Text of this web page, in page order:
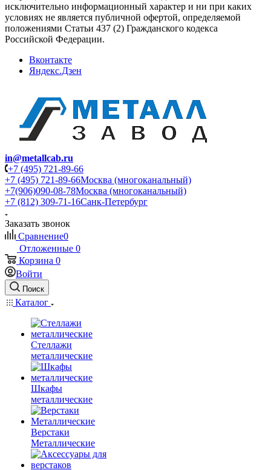
исключительно информационный характер и ни при каких
условиях не является публичной офертой, определяемой
положениями Статьи 437 (2) Гражданского кодекса
Российской Федерации.
Вконтакте
Яндекс.Дзен
in@metallcab.ru
+7 (495) 721-89-66
+7 (495) 721-89-66Москва (многоканальный)
+7(906)090-08-78Москва (многоканальный)
+7 (812) 309-71-16Санк-Петербург
Заказать звонок
Сравнение0
Отложенные 0
Корзина 0
Войти
Поиск
Каталог
Стеллажи
металлические
Шкафы
металлические
Верстаки
Металлические